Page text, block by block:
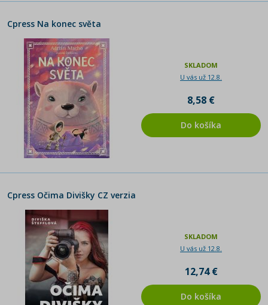
Cpress Na konec světa
SKLADOM
U vás už 12.8.
8,58 €
Do košíka
Cpress Očima Divišky CZ verzia
SKLADOM
U vás už 12.8.
12,74 €
Do košíka